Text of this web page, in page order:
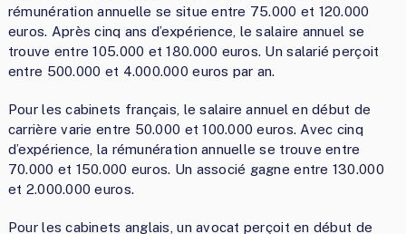
rémunération annuelle se situe entre 75.000 et 120.000
euros. Après cinq ans d’expérience, le salaire annuel se
trouve entre 105.000 et 180.000 euros. Un salarié perçoit
entre 500.000 et 4.000.000 euros par an.
Pour les cabinets français, le salaire annuel en début de
carrière varie entre 50.000 et 100.000 euros. Avec cinq
d’expérience, la rémunération annuelle se trouve entre
70.000 et 150.000 euros. Un associé gagne entre 130.000
et 2.000.000 euros.
Pour les cabinets anglais, un avocat perçoit en début de